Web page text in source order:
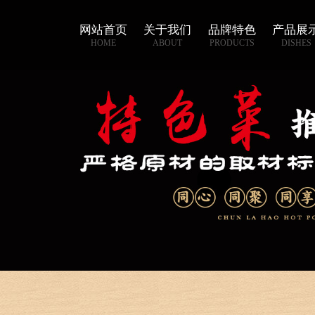
网站首页
HOME
关于我们
ABOUT
品牌特色
PRODUCTS
产品展
DISHES